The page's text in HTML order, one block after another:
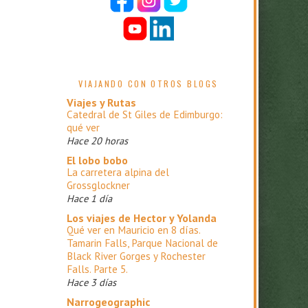
VIAJANDO CON OTROS BLOGS
Viajes y Rutas
Catedral de St Giles de Edimburgo:
qué ver
Hace 20 horas
El lobo bobo
La carretera alpina del
Grossglockner
Hace 1 día
Los viajes de Hector y Yolanda
Qué ver en Mauricio en 8 días.
Tamarin Falls, Parque Nacional de
Black River Gorges y Rochester
Falls. Parte 5.
Hace 3 días
Narrogeographic